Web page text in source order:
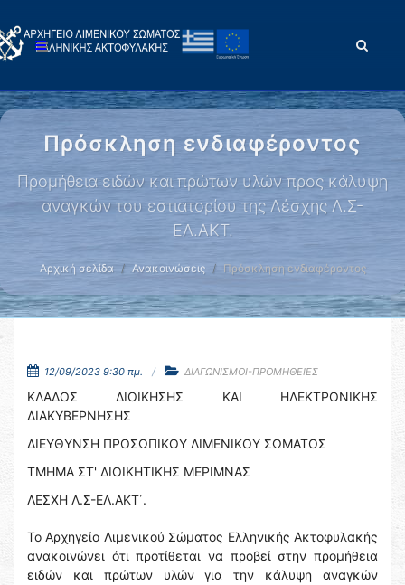
Πρόσκληση ενδιαφέροντος
Προμήθεια ειδών και πρώτων υλών προς κάλυψη
αναγκών του εστιατορίου της Λέσχης Λ.Σ-
ΕΛ.ΑΚΤ.
Αρχική σελίδα Ανακοινώσεις Πρόσκληση ενδιαφέροντος
12/09/2023 9:30 πμ. ΔΙΑΓΩΝΙΣΜΟΙ-ΠΡΟΜΗΘΕΙΕΣ
ΚΛΑΔΟΣ ΔΙΟΙΚΗΣΗΣ ΚΑΙ ΗΛΕΚΤΡΟΝΙΚΗΣ
ΔΙΑΚΥΒΕΡΝΗΣΗΣ
ΔΙΕΥΘΥΝΣΗ ΠΡΟΣΩΠΙΚΟΥ ΛΙΜΕΝΙΚΟΥ ΣΩΜΑΤΟΣ
ΤΜΗΜΑ ΣΤ' ΔΙΟΙΚΗΤΙΚΗΣ ΜΕΡΙΜΝΑΣ
ΛΕΣΧΗ Λ.Σ-ΕΛ.ΑΚΤ΄.
Το Αρχηγείο Λιμενικού Σώματος Ελληνικής Ακτοφυλακής
ανακοινώνει ότι προτίθεται να προβεί στην προμήθεια
ειδών και πρώτων υλών για την κάλυψη αναγκών